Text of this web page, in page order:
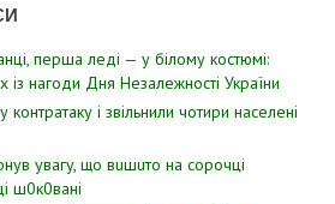
перша леді — у білому костюмі:
із нагоди Дня Незалежності України
і звiльнили чотири наcелені
yвaгy, щo вuшuтo нa copoчцi
ш0к0вaнi